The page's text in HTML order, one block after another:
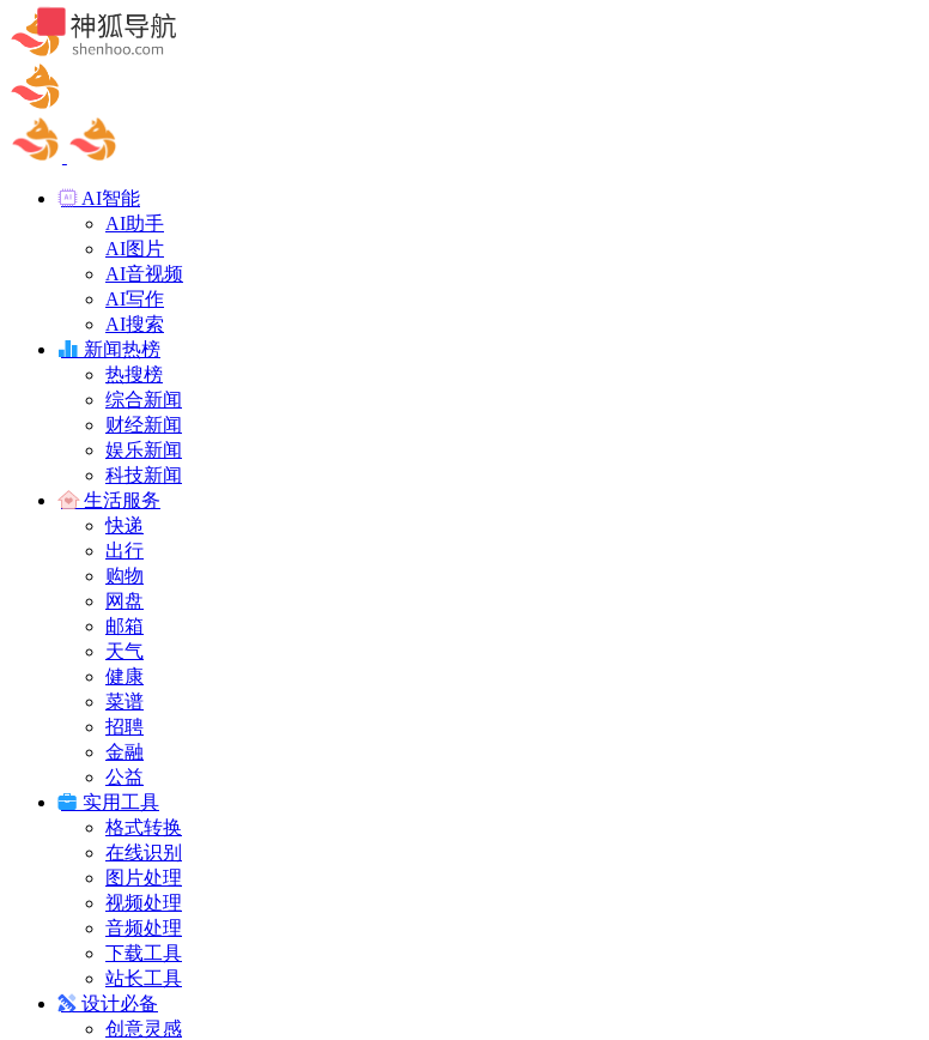
AI智能
AI助手
AI图片
AI音视频
AI写作
AI搜索
新闻热榜
热搜榜
综合新闻
财经新闻
娱乐新闻
科技新闻
生活服务
快递
出行
购物
网盘
邮箱
天气
健康
菜谱
招聘
金融
公益
实用工具
格式转换
在线识别
图片处理
视频处理
音频处理
下载工具
站长工具
设计必备
创意灵感